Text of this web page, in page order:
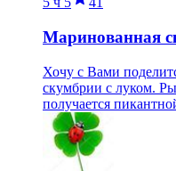
Маринованная
Хочу с Вами
скумбрии с луком.
получается